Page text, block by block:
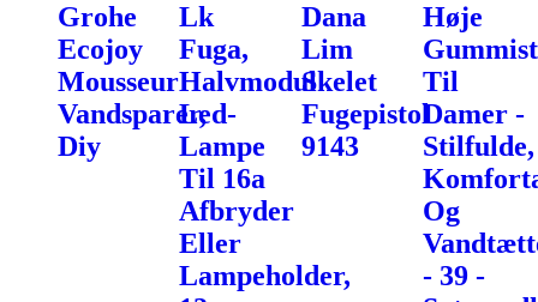
Grohe
Ecojoy
Mousseur
Vandsparer,
Diy
Lk
Fuga,
Halvmodul
Led-
Lampe
Til 16a
Afbryder
Eller
Lampeholder,
Dana
Lim
Skelet
Fugepistol
9143
Høje
Til
Damer -
Stilfulde,
Og
- 39 -